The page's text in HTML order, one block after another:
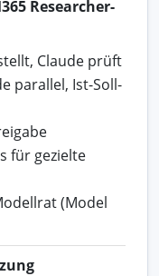
Researcher-
Claude prüft
parallel, Ist-Soll-
für gezielte
(Model